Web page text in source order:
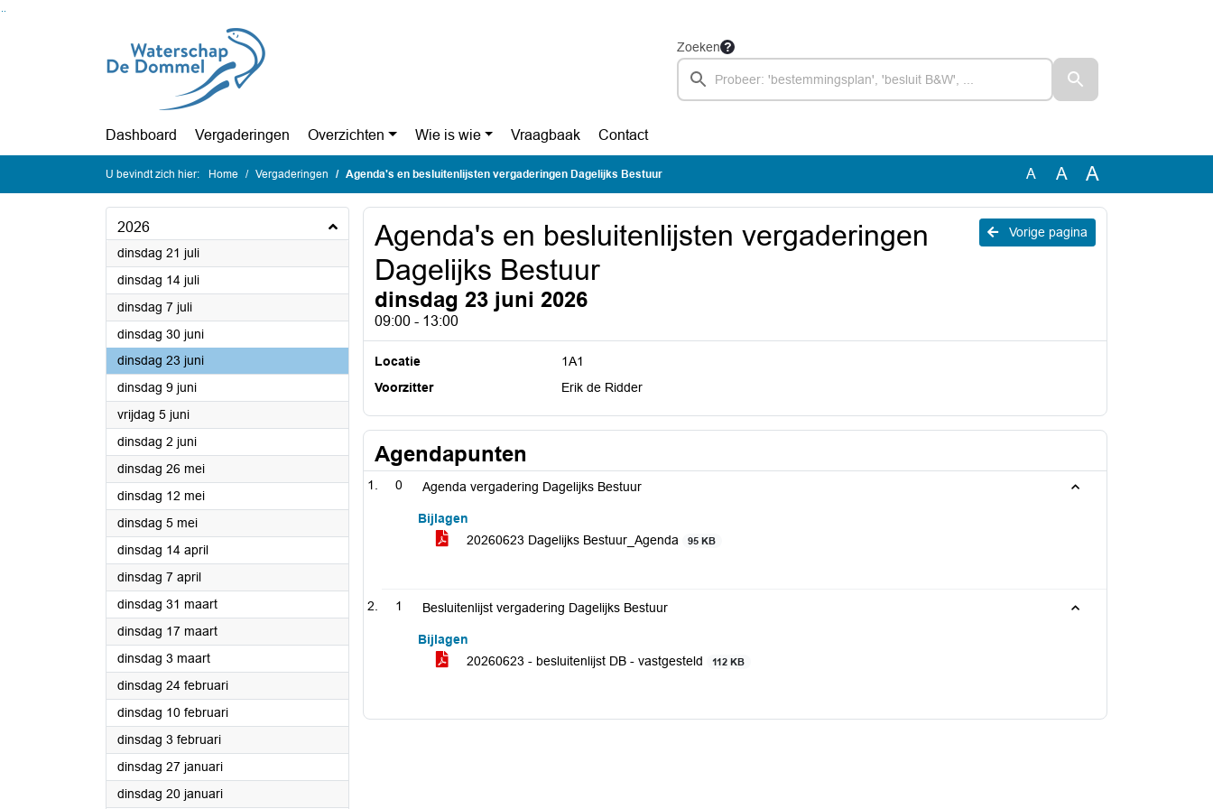
Zoeken
Dashboard Vergaderingen Overzichten Wie is wie Vraagbaak Contact
U bevindt zich hier: Home Vergaderingen Agenda's en besluitenlijsten vergaderingen Dagelijks Bestuur A A A
2026
dinsdag 21 juli2026
dinsdag 14 juli2026
dinsdag 7 juli2026
dinsdag 30 juni2026
dinsdag 23 juni2026
dinsdag 9 juni2026
vrijdag 5 juni2026
dinsdag 2 juni2026
dinsdag 26 mei2026
dinsdag 12 mei2026
dinsdag 5 mei2026
dinsdag 14 april2026
dinsdag 7 april2026
dinsdag 31 maart2026
dinsdag 17 maart2026
dinsdag 3 maart2026
dinsdag 24 februari2026
dinsdag 10 februari2026
dinsdag 3 februari2026
dinsdag 27 januari2026
dinsdag 20 januari2026
Vorige pagina
Agenda's en besluitenlijsten vergaderingen
Dagelijks Bestuur
dinsdag 23 juni 2026
09:00 - 13:00
Locatie
1A1
Voorzitter
Erik de Ridder
Agendapunten
0 Agenda vergadering Dagelijks Bestuur
Bijlagen
20260623 Dagelijks Bestuur_Agenda
95 KB
1 Besluitenlijst vergadering Dagelijks Bestuur
Bijlagen
20260623 - besluitenlijst DB - vastgesteld
112 KB